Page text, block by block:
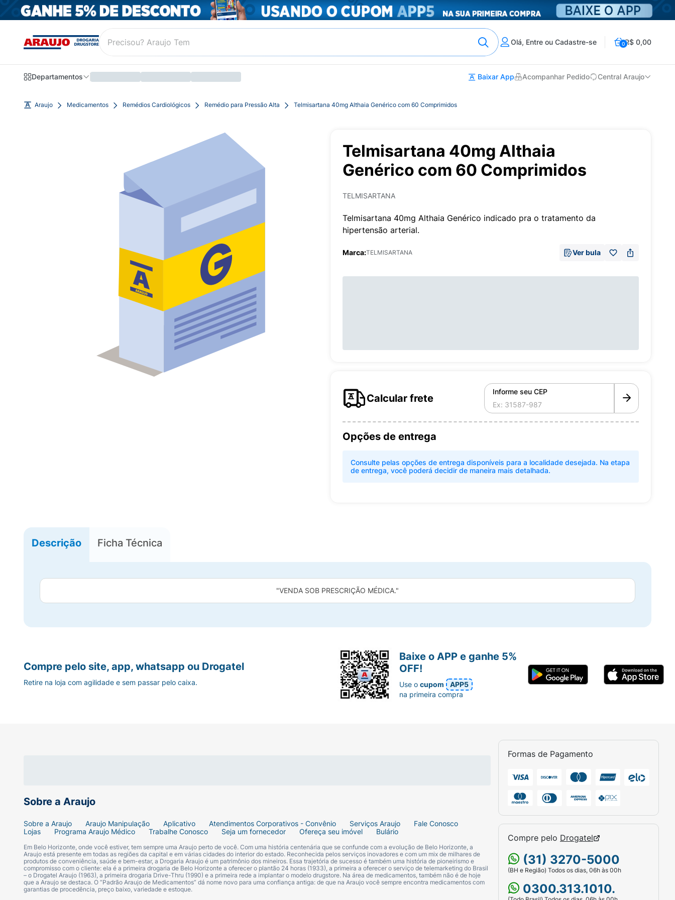
Olá, Entre ou Cadastre-se 0R$ 0,00
Departamentos Baixar App Acompanhar Pedido Central Araujo
Araujo Medicamentos Remédios Cardiológicos Remédio para Pressão Alta Telmisartana 40mg Althaia Genérico com 60 Comprimidos
Telmisartana 40mg Althaia
Genérico com 60 Comprimidos
TELMISARTANA
Telmisartana 40mg Althaia Genérico indicado pra o tratamento da
hipertensão arterial.
Marca:TELMISARTANA Ver bula
Calcular frete
Informe seu CEP
Opções de entrega
Consulte pelas opções de entrega disponíveis para a localidade desejada. Na etapa
de entrega, você poderá decidir de maneira mais detalhada.
Descrição Ficha Técnica
"VENDA SOB PRESCRIÇÃO MÉDICA."
Sobre a Araujo
Sobre a Araujo Araujo Manipulação Aplicativo Atendimentos Corporativos - Convênio Serviços Araujo
Fale Conosco
Lojas
Programa Araujo Médico Trabalhe Conosco Seja um fornecedor Ofereça seu imóvel Bulário
Em Belo Horizonte, onde você estiver, tem sempre uma Araujo perto de você. Com uma história centenária que se confunde com a evolução de Belo Horizonte, a
Araujo está presente em todas as regiões da capital e em várias cidades do interior do estado. Reconhecida pelos serviços inovadores e com um mix de milhares de
produtos de conveniência, saúde e bem-estar, a Drogaria Araujo é um patrimônio dos mineiros. Essa trajetória de sucesso é também uma história de pioneirismo e
compromisso com o cliente: ela é a primeira drogaria de Belo Horizonte a oferecer o plantão 24 horas (1933), a primeira a oferecer o serviço de telemarketing do Brasil
– o Drogatel Araujo (1963), a primeira drogaria Drive-Thru (1990) e a primeira rede a implantar o modelo drugstore. Na área de medicamentos, também não é de hoje
que a Araujo se destaca. O “Padrão Araujo de Medicamentos” dá nome novo para uma confiança antiga: de que na Araujo você sempre encontra medicamentos com
garantias de procedência, preço baixo, variedade e estoque.
Formas de Pagamento
Compre pelo Drogatel
(31) 3270-5000
(BH e Região) Todos os dias, 06h às 00h
0300.313.1010.
Compre pelo site, app, whatsapp ou Drogatel
Retire na loja com agilidade e sem passar pelo caixa.
Baixe o APP e ganhe 5%
OFF!
Use ocupom
APP5
na primeira compra